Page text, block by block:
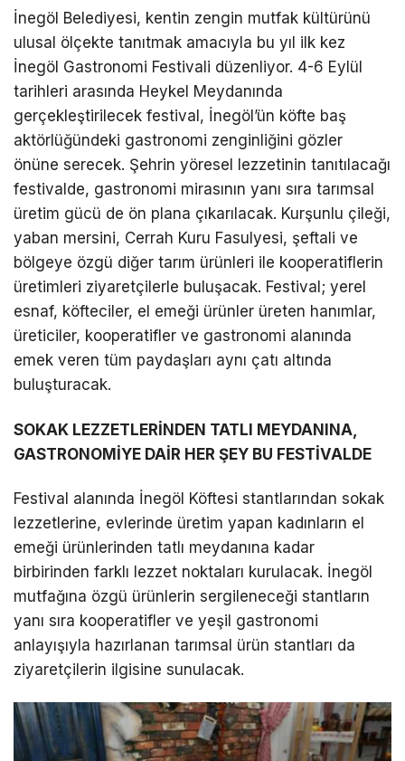
İnegöl Belediyesi, kentin zengin mutfak kültürünü
ulusal ölçekte tanıtmak amacıyla bu yıl ilk kez
İnegöl Gastronomi Festivali düzenliyor. 4-6 Eylül
tarihleri arasında Heykel Meydanında
gerçekleştirilecek festival, İnegöl’ün köfte baş
aktörlüğündeki gastronomi zenginliğini gözler
önüne serecek. Şehrin yöresel lezzetinin tanıtılacağı
festivalde, gastronomi mirasının yanı sıra tarımsal
üretim gücü de ön plana çıkarılacak. Kurşunlu çileği,
yaban mersini, Cerrah Kuru Fasulyesi, şeftali ve
bölgeye özgü diğer tarım ürünleri ile kooperatiflerin
üretimleri ziyaretçilerle buluşacak. Festival; yerel
esnaf, köfteciler, el emeği ürünler üreten hanımlar,
üreticiler, kooperatifler ve gastronomi alanında
emek veren tüm paydaşları aynı çatı altında
buluşturacak.
SOKAK LEZZETLERİNDEN TATLI MEYDANINA,
GASTRONOMİYE DAİR HER ŞEY BU FESTİVALDE
Festival alanında İnegöl Köftesi stantlarından sokak
lezzetlerine, evlerinde üretim yapan kadınların el
emeği ürünlerinden tatlı meydanına kadar
birbirinden farklı lezzet noktaları kurulacak. İnegöl
mutfağına özgü ürünlerin sergileneceği stantların
yanı sıra kooperatifler ve yeşil gastronomi
anlayışıyla hazırlanan tarımsal ürün stantları da
ziyaretçilerin ilgisine sunulacak.